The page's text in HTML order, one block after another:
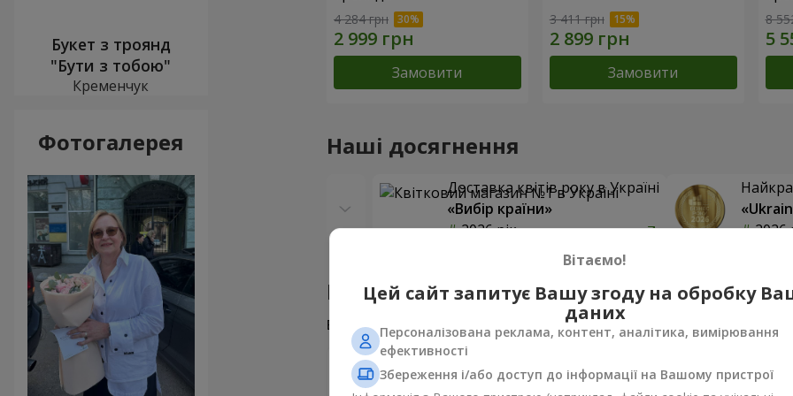
4 284 грн
Замовити
3 411 грн
Замовити
8
Наші досягнення
Доставка квітів року в Україні
«Вибір країни»
2026 рік
2026
Відгуки про товар 5з5
Всього
Олександр 20.08.2025
Дякую Вам
Букет з троянд
"Бути з тобою"
Кременчук
Фотогалерея
Вітаємо!
Цей сайт запитує Вашу згоду на обробку
даних
Персоналізована реклама, контент, аналітика, вимірювання
ефективності
Збереження і/або доступ до інформації на Вашому пристрої